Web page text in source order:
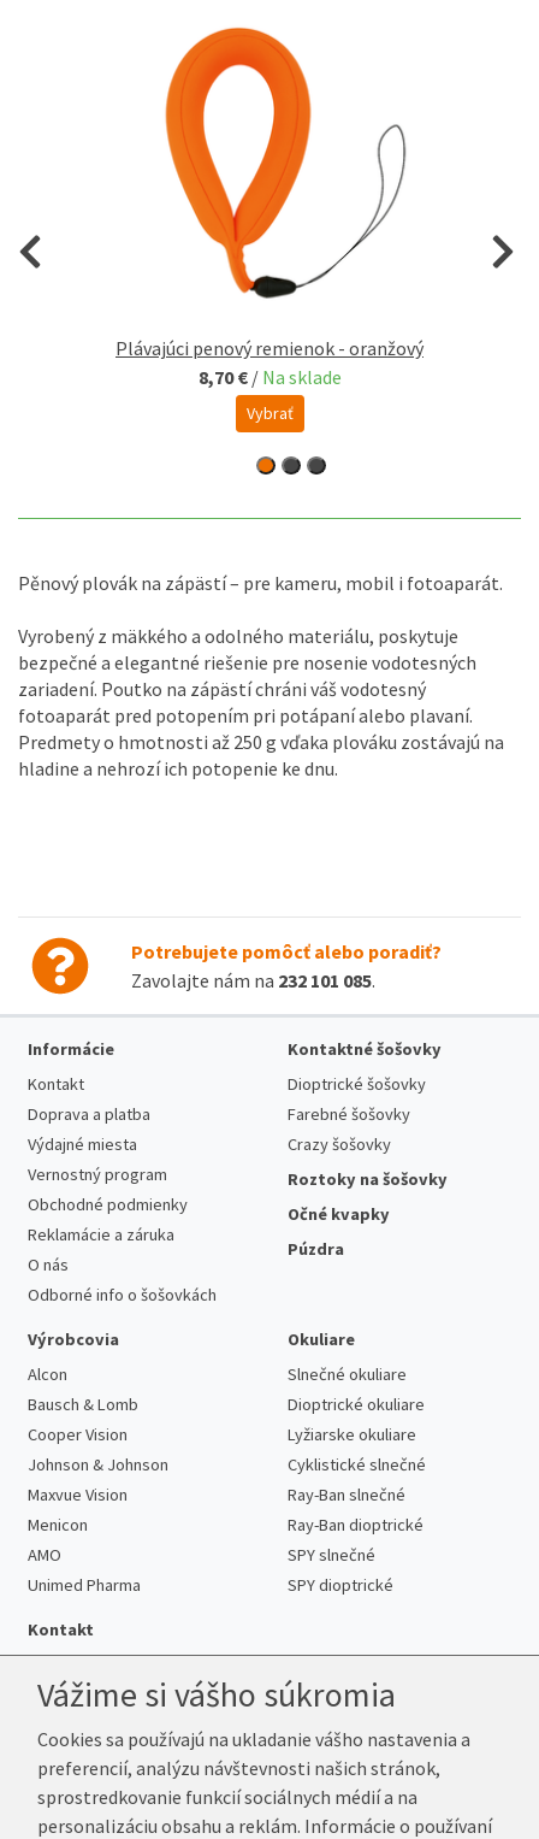
Plávajúci penový remienok - oranžový
8,70 € / Na sklade
Vybrať
Pěnový plovák na zápästí – pre kameru, mobil i fotoaparát.
Vyrobený z mäkkého a odolného materiálu, poskytuje
bezpečné a elegantné riešenie pre nosenie vodotesných
zariadení. Poutko na zápästí chráni váš vodotesný
fotoaparát pred potopením pri potápaní alebo plavaní.
Predmety o hmotnosti až 250 g vďaka plováku zostávajú na
hladine a nehrozí ich potopenie ke dnu.
Potrebujete pomôcť alebo poradiť?
Zavolajte nám na 232 101 085.
Informácie
Kontakt
Doprava a platba
Výdajné miesta
Vernostný program
Obchodné podmienky
Reklamácie a záruka
O nás
Odborné info o šošovkách
Kontaktné šošovky
Dioptrické šošovky
Farebné šošovky
Crazy šošovky
Roztoky na šošovky
Očné kvapky
Púzdra
Výrobcovia
Alcon
Bausch & Lomb
Cooper Vision
Johnson & Johnson
Maxvue Vision
Menicon
AMO
Unimed Pharma
Okuliare
Slnečné okuliare
Dioptrické okuliare
Lyžiarske okuliare
Cyklistické slnečné
Ray-Ban slnečné
Ray-Ban dioptrické
SPY slnečné
SPY dioptrické
Kontakt
Telefón:+421 222 205 863
E-mail:info@k-sosovky.sk
Reklamačná adresa
Vážime si vášho súkromia
Cookies sa používajú na ukladanie vášho nastavenia a
preferencií, analýzu návštevnosti našich stránok,
sprostredkovanie funkcií sociálnych médií a na
personalizáciu obsahu a reklám. Informácie o používaní